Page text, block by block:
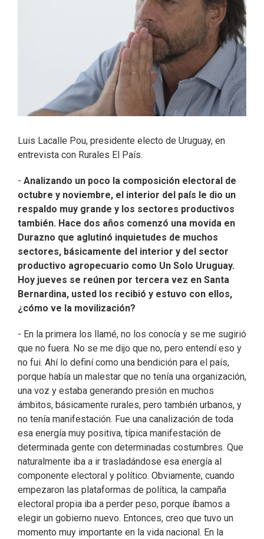
Luis Lacalle Pou, presidente electo de Uruguay, en
entrevista con Rurales El País.
- Analizando un poco la composición electoral de
octubre y noviembre, el interior del país le dio un
respaldo muy grande y los sectores productivos
también. Hace dos años comenzó una movida en
Durazno que aglutinó inquietudes de muchos
sectores, básicamente del interior y del sector
productivo agropecuario como Un Solo Uruguay.
Hoy jueves se reúnen por tercera vez en Santa
Bernardina, usted los recibió y estuvo con ellos,
¿cómo ve la movilización?
- En la primera los llamé, no los conocía y se me sugirió
que no fuera. No se me dijo que no, pero entendí eso y
no fui. Ahí lo definí como una bendición para el país,
porque había un malestar que no tenía una organización,
una voz y estaba generando presión en muchos
ámbitos, básicamente rurales, pero también urbanos, y
no tenía manifestación. Fue una canalización de toda
esa energía muy positiva, típica manifestación de
determinada gente con determinadas costumbres. Que
naturalmente iba a ir trasladándose esa energía al
componente electoral y político. Obviamente, cuando
empezaron las plataformas de política, la campaña
electoral propia iba a perder peso, porque íbamos a
elegir un gobierno nuevo. Entonces, creo que tuvo un
momento muy importante en la vida nacional. En la